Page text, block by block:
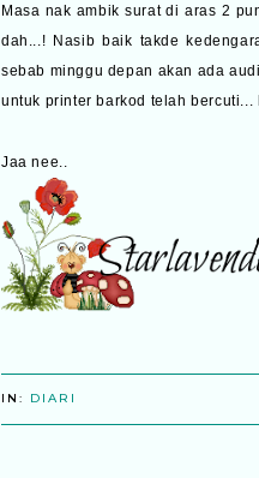
Masa nak ambik surat di aras 2
dah...! Nasib baik takde
sebab minggu depan akan ada
untuk printer barkod telah
Jaa nee..
IN: DIARI